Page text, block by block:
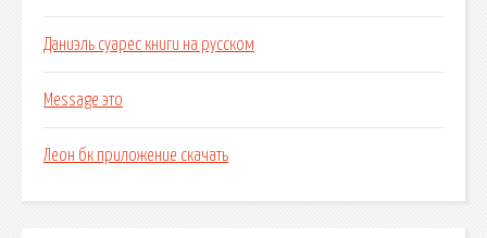
Даниэль суарес книги на русском
Message это
Леон бк приложение скачать